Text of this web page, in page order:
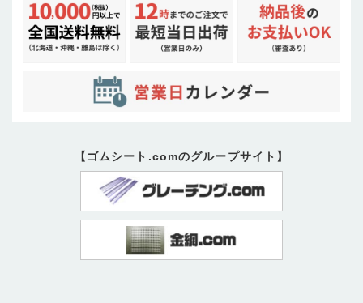
【ゴムシート.comのグループサイト】